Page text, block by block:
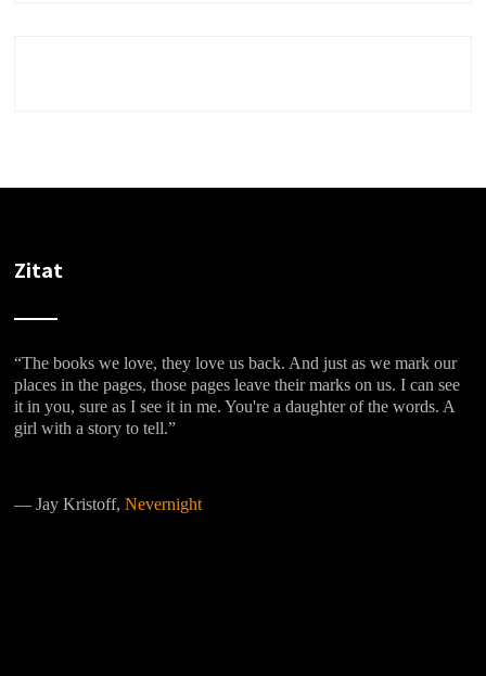
Zitat
“The books we love, they love us back. And just as we mark our
places in the pages, those pages leave their marks on us. I can see
it in you, sure as I see it in me. You're a daughter of the words. A
girl with a story to tell.”
―Jay Kristoff,Nevernight